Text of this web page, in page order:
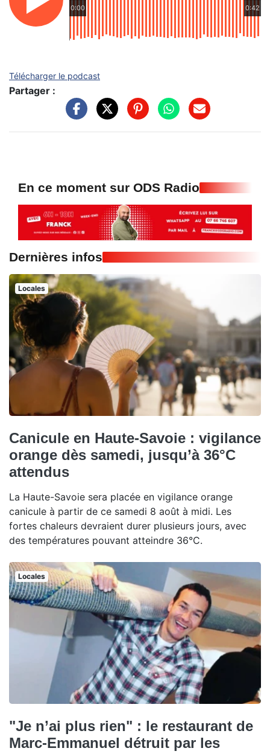
0:00 0:42
Télécharger le podcast
Partager :
En ce moment sur ODS Radio
Dernières infos
Locales
Canicule en Haute-Savoie : vigilance
orange dès samedi, jusqu’à 36°C
attendus
La Haute-Savoie sera placée en vigilance orange
canicule à partir de ce samedi 8 août à midi. Les
fortes chaleurs devraient durer plusieurs jours, avec
des températures pouvant atteindre 36°C.
Locales
"Je n’ai plus rien" : le restaurant de
Marc-Emmanuel détruit par les